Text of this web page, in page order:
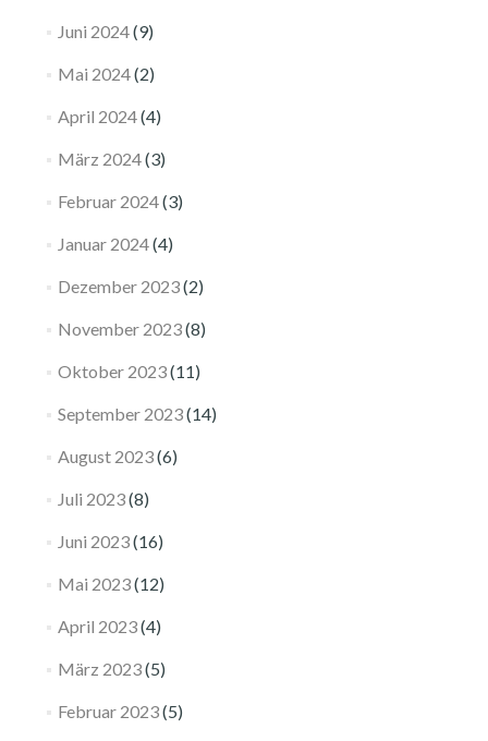
Juni 2024(9)
Mai 2024(2)
April 2024(4)
März 2024(3)
Februar 2024(3)
Januar 2024(4)
Dezember 2023(2)
November 2023(8)
Oktober 2023(11)
September 2023(14)
August 2023(6)
Juli 2023(8)
Juni 2023(16)
Mai 2023(12)
April 2023(4)
März 2023(5)
Februar 2023(5)